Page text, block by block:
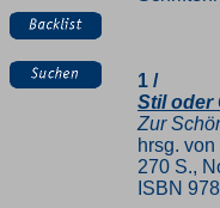
1 /
Stil oder
Zur
hrsg.
270 S.,
ISBN